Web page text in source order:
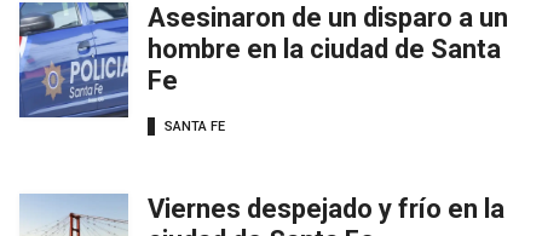
Asesinaron de un disparo a un
hombre en la ciudad de Santa
Fe
SANTA FE
Viernes despejado y frío en la